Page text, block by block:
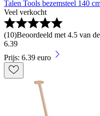
Talen Tools bezemsteel 140
Veel verkocht
(10)Beoordeeld met 4.5 van
6.39
Prijs: 6.39 euro